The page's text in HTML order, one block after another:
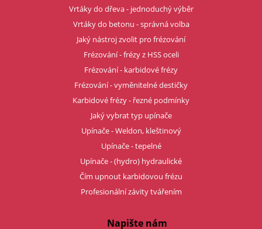
Vrtáky do dřeva - jednoduchý výběr
Vrtáky do betonu - správná volba
Jaký nástroj zvolit pro frézování
Frézování - frézy z HSS oceli
Frézování - karbidové frézy
Frézování - vyměnitelné destičky
Karbidové frézy - řezné podmínky
Jaký vybrat typ upínače
Upínače - Weldon, kleštinový
Upínače - tepelné
Upínače - (hydro) hydraulické
Čím upnout karbidovou frézu
Profesionální závity tvářením
Napište nám